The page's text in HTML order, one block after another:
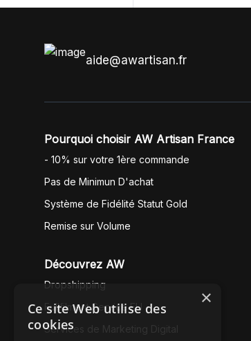
anglais.
aide@awartisan.fr
Pourquoi choisir AW Artisan France
- 10% sur votre 1ère commande
Pas de Minimun D'achat
Système de Fidélité Statut Gold
Remise sur Volume
Découvrez AW
Dropshipping
Fullfilment Service EU
Services de Marketing Digital
×
Ce site Web utilise des
cookies